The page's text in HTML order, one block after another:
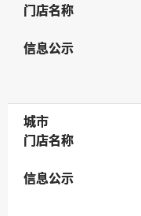
门店名称
门店名称
信息公示
信息公示
城市
城市
门店名称
门店名称
信息公示
信息公示